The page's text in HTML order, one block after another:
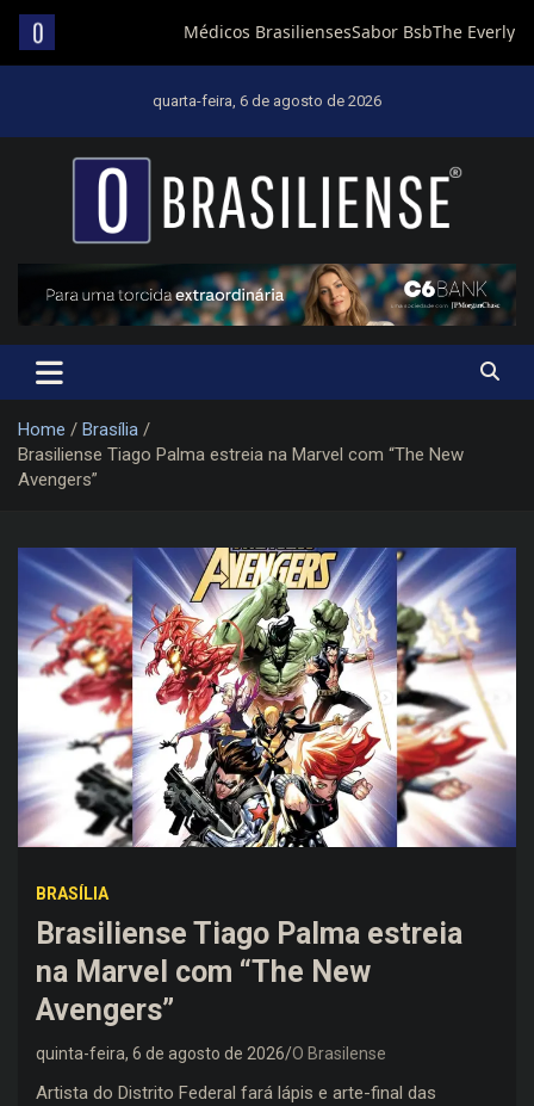
quarta-feira, 6 de agosto de 2026
Um diário de notícias que trabalha por Brasília
Home
Brasília
Brasiliense Tiago Palma estreia na Marvel com “The New
Avengers”
BRASÍLIA
Brasiliense Tiago Palma estreia
na Marvel com “The New
Avengers”
quinta-feira, 6 de agosto de 2026 O Brasilense
Artista do Distrito Federal fará lápis e arte-final das